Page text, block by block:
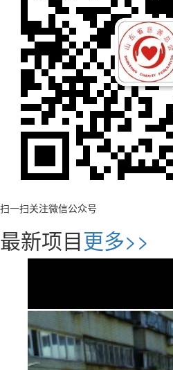
扫一扫关注微信公众号
最新项目更多>>